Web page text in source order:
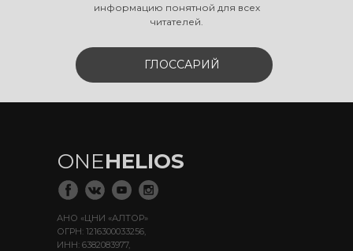
информацию понятной для всех
читателей.
ГЛОССАРИЙ
АНО «ЦНИ «АЛТОР»
ОГРН: 1216300033256,
ИНН: 6382083977,
ONEHELIOS